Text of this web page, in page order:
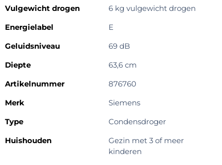
Vulgewicht drogen
6 kg vulgewicht drogen
Energielabel
E
Geluidsniveau
69 dB
Diepte
63,6 cm
Artikelnummer
876760
Merk
Siemens
Type
Condensdroger
Huishouden
Gezin met 3 of meer
kinderen